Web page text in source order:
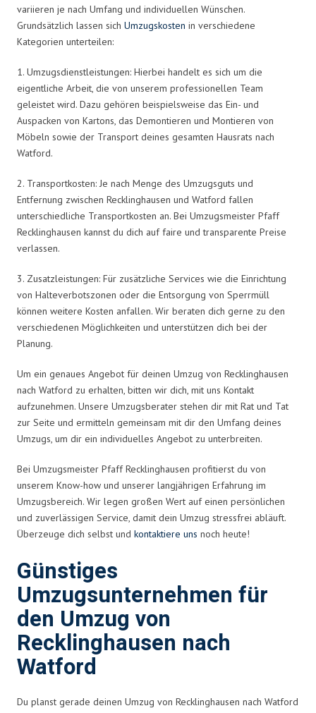
variieren je nach Umfang und individuellen Wünschen.
Grundsätzlich lassen sich Umzugskosten in verschiedene
Kategorien unterteilen:
1. Umzugsdienstleistungen: Hierbei handelt es sich um die
eigentliche Arbeit, die von unserem professionellen Team
geleistet wird. Dazu gehören beispielsweise das Ein- und
Auspacken von Kartons, das Demontieren und Montieren von
Möbeln sowie der Transport deines gesamten Hausrats nach
Watford.
2. Transportkosten: Je nach Menge des Umzugsguts und
Entfernung zwischen Recklinghausen und Watford fallen
unterschiedliche Transportkosten an. Bei Umzugsmeister Pfaff
Recklinghausen kannst du dich auf faire und transparente Preise
verlassen.
3. Zusatzleistungen: Für zusätzliche Services wie die Einrichtung
von Halteverbotszonen oder die Entsorgung von Sperrmüll
können weitere Kosten anfallen. Wir beraten dich gerne zu den
verschiedenen Möglichkeiten und unterstützen dich bei der
Planung.
Um ein genaues Angebot für deinen Umzug von Recklinghausen
nach Watford zu erhalten, bitten wir dich, mit uns Kontakt
aufzunehmen. Unsere Umzugsberater stehen dir mit Rat und Tat
zur Seite und ermitteln gemeinsam mit dir den Umfang deines
Umzugs, um dir ein individuelles Angebot zu unterbreiten.
Bei Umzugsmeister Pfaff Recklinghausen profitierst du von
unserem Know-how und unserer langjährigen Erfahrung im
Umzugsbereich. Wir legen großen Wert auf einen persönlichen
und zuverlässigen Service, damit dein Umzug stressfrei abläuft.
Überzeuge dich selbst und kontaktiere uns noch heute!
Günstiges
Umzugsunternehmen für
den Umzug von
Recklinghausen nach
Watford
Du planst gerade deinen Umzug von Recklinghausen nach Watford